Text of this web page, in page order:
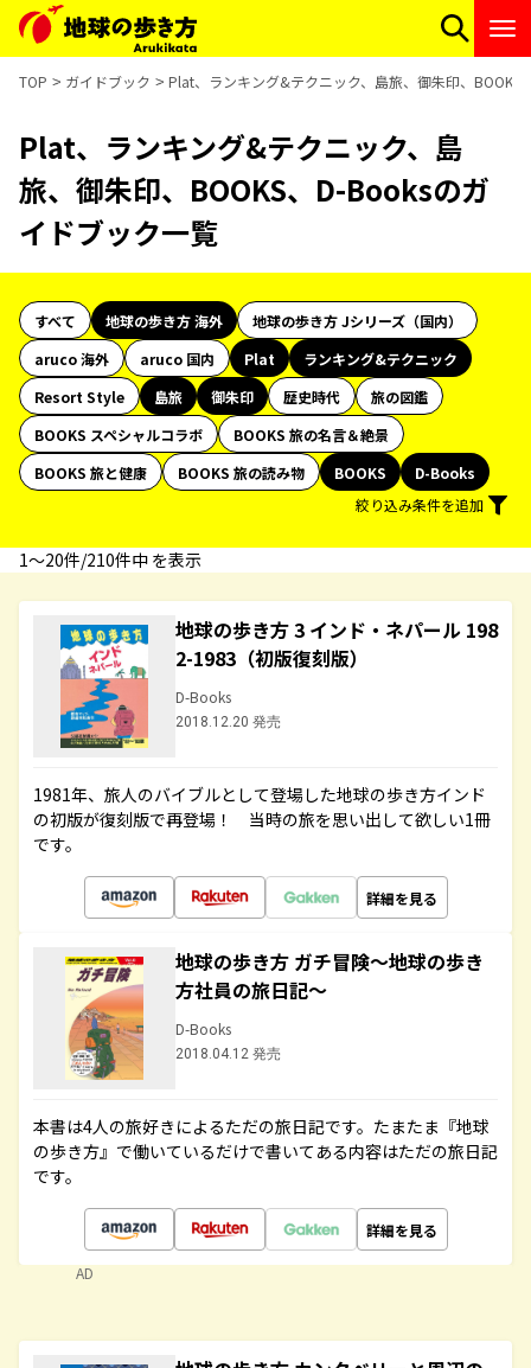
TOP ガイドブック Plat、ランキング&テクニック、島旅、御朱印、BOOKS
Plat、ランキング&テクニック、島
旅、御朱印、BOOKS、D-Booksのガ
イドブック一覧
すべて 地球の歩き方 海外
地球の歩き方 Jシリーズ（国内）
aruco 海外
aruco 国内 Plat
ランキング&テクニック
Resort Style
島旅 御朱印 歴史時代
旅の図鑑
BOOKS スペシャルコラボ
BOOKS 旅の名言＆絶景
BOOKS 旅と健康
BOOKS 旅の読み物 BOOKS
D-Books
絞り込み条件を追加
1〜20件/210件中 を表示
地球の歩き方 3 インド・ネパール 198
2-1983（初版復刻版）
D-Books
2018.12.20 発売
1981年、旅人のバイブルとして登場した地球の歩き方インド
の初版が復刻版で再登場！ 当時の旅を思い出して欲しい1冊
です。
詳細を見る
地球の歩き方 ガチ冒険～地球の歩き
方社員の旅日記～
D-Books
2018.04.12 発売
本書は4人の旅好きによるただの旅日記です。たまたま『地球
の歩き方』で働いているだけで書いてある内容はただの旅日記
です。
詳細を見る
AD